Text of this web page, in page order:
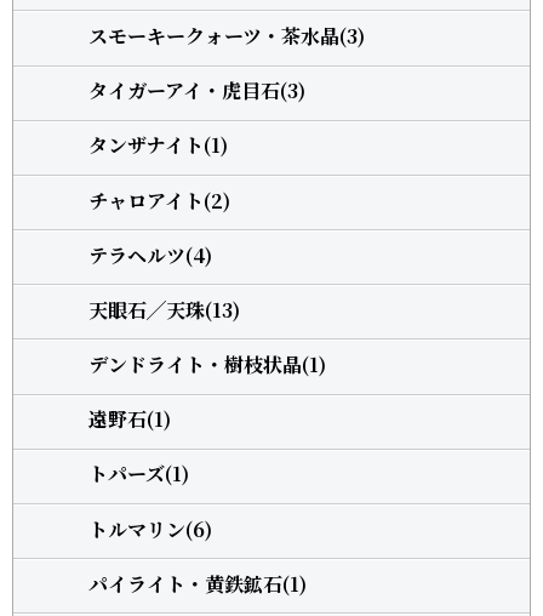
スモーキークォーツ・茶水晶(3)
タイガーアイ・虎目石(3)
タンザナイト(1)
チャロアイト(2)
テラヘルツ(4)
天眼石╱天珠(13)
デンドライト・樹枝状晶(1)
遠野石(1)
トパーズ(1)
トルマリン(6)
パイライト・黄鉄鉱石(1)